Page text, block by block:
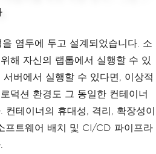
염두에 두고 설계되었습니다. 소
해 자신의 랩톱에서 실행할 수 있
버에서 실행할 수 있다면, 이상적
덕션 환경도 그 동일한 컨테이너
테이너의 휴대성, 격리, 확장성이
프트웨어 배치 및 CI/CD 파이프라